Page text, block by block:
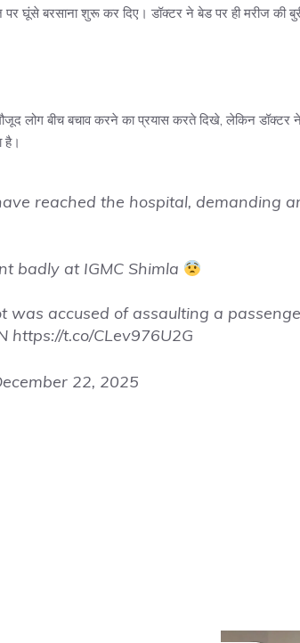
घूंसे बरसाना शुरू कर दिए। डॉक्टर ने बेड पर ही मरीज की
लोग बीच बचाव करने का प्रयास करते दिखे, लेकिन डॉक्टर
है।
reached the hospital, demanding
badly at IGMC Shimla
was accused of assaulting a
https://t.co/CLev976U2G
22, 2025